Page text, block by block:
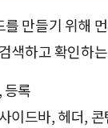
를 만들기 위해
색하고 확인하
등록
이드바, 헤더,